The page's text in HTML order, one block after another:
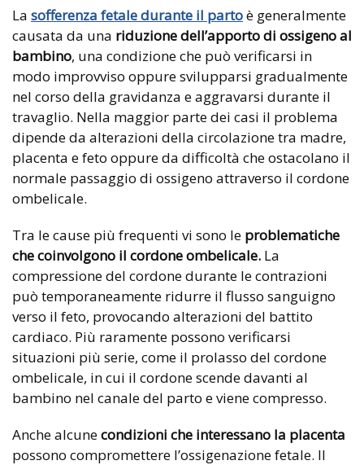
La sofferenza fetale durante il partoè generalmente
causata da una riduzione dell’apporto di ossigeno al
bambino, una condizione che può verificarsi in
modo improvviso oppure svilupparsi gradualmente
nel corso della gravidanza e aggravarsi durante il
travaglio. Nella maggior parte dei casi il problema
dipende da alterazioni della circolazione tra madre,
placenta e feto oppure da difficoltà che ostacolano il
normale passaggio di ossigeno attraverso il cordone
ombelicale.
Tra le cause più frequenti vi sono le problematiche
che coinvolgono il cordone ombelicale. La
compressione del cordone durante le contrazioni
può temporaneamente ridurre il flusso sanguigno
verso il feto, provocando alterazioni del battito
cardiaco. Più raramente possono verificarsi
situazioni più serie, come il prolasso del cordone
ombelicale, in cui il cordone scende davanti al
bambino nel canale del parto e viene compresso.
Anche alcunecondizioni che interessano la placenta
possono compromettere l’ossigenazione fetale. Il